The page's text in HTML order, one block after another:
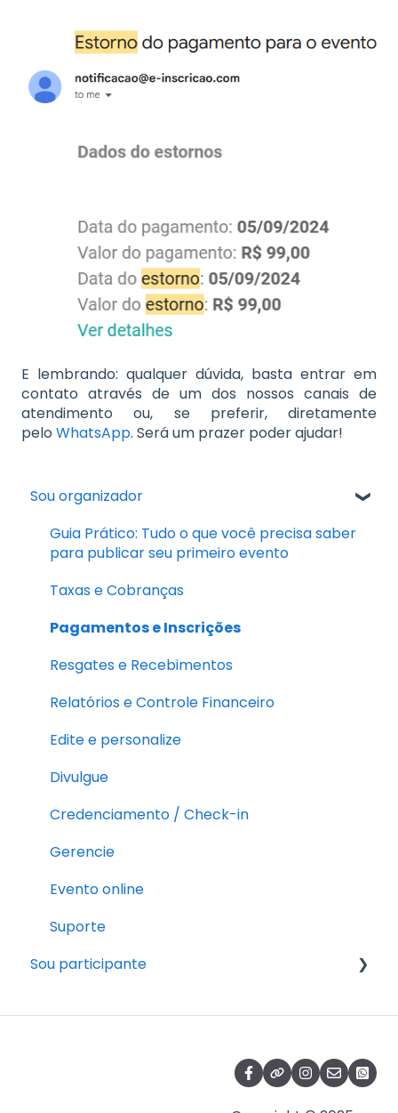
E lembrando: qualquer dúvida, basta entrar em
contato através de um dos nossos canais de
atendimento ou, se preferir, diretamente
pelo WhatsApp. Será um prazer poder ajudar!
Sou organizador
Guia Prático: Tudo o que você precisa saber
para publicar seu primeiro evento
Taxas e Cobranças
Pagamentos e Inscrições
Resgates e Recebimentos
Relatórios e Controle Financeiro
Edite e personalize
Divulgue
Credenciamento / Check-in
Gerencie
Evento online
Suporte
Sou participante